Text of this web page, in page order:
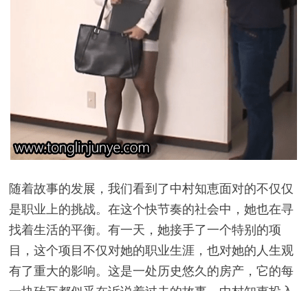
随着故事的发展，我们看到了中村知恵面对的不仅仅
是职业上的挑战。在这个快节奏的社会中，她也在寻
找着生活的平衡。有一天，她接手了一个特别的项
目，这个项目不仅对她的职业生涯，也对她的人生观
有了重大的影响。这是一处历史悠久的房产，它的每